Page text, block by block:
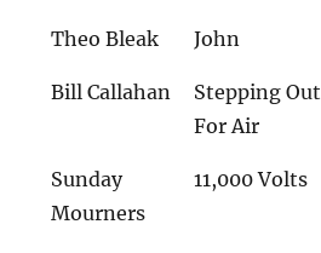
Theo Bleak John
Bill Callahan
Stepping Out
For Air
Sunday
Mourners
11,000 Volts